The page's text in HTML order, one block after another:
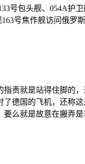
号包头舰、054A护
号焦作舰访问俄罗
责就是站得住脚的
德国的飞机，还称
么就是故意在搬弄是